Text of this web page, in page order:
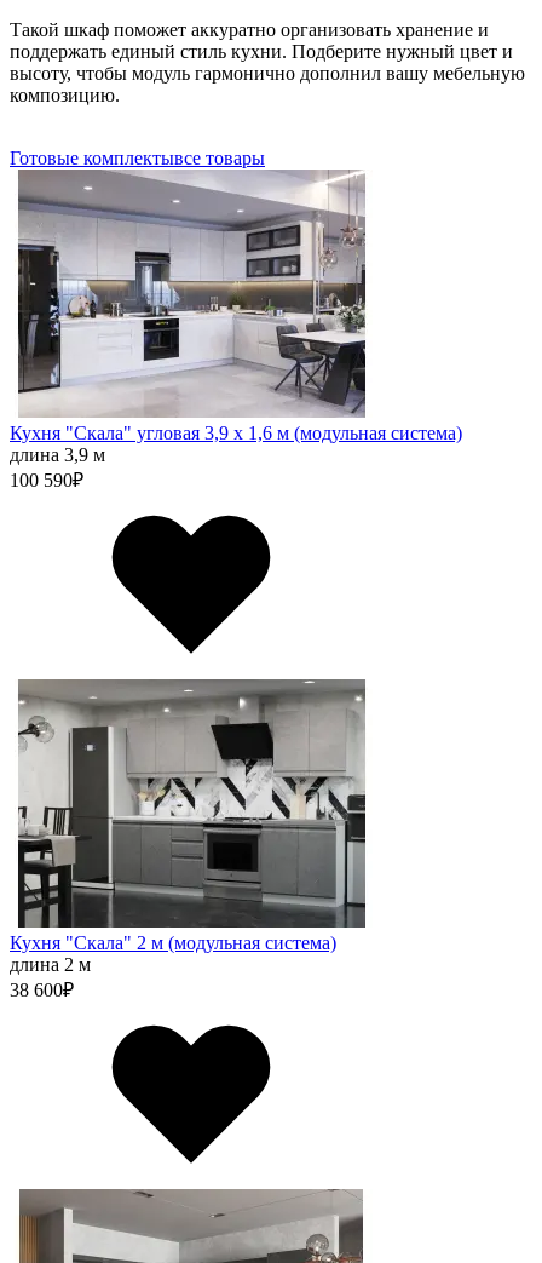
Такой шкаф поможет аккуратно организовать хранение и
поддержать единый стиль кухни. Подберите нужный цвет и
высоту, чтобы модуль гармонично дополнил вашу мебельную
композицию.
Готовые комплектывсе товары
Кухня "Скала" угловая 3,9 х 1,6 м (модульная система)
длина 3,9 м
100 590₽
Кухня "Скала" 2 м (модульная система)
длина 2 м
38 600₽